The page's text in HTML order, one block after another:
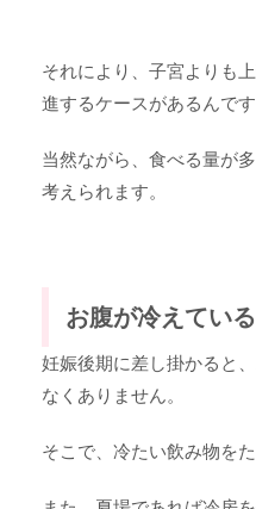
それにより、子宮よりも
進するケースがあるんです
当然ながら、食べる量が
考えられます。
お腹が冷えている
妊娠後期に差し掛かると
なくありません。
そこで、冷たい飲み物を